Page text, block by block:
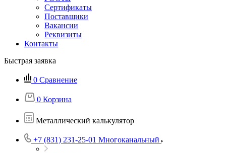
Сертификаты
Поставщики
Вакансии
Реквизиты
Контакты
Быстрая заявка
0 Сравнение
0 Корзина
Металлический калькулятор
+7 (831) 231-25-01 Многоканальный